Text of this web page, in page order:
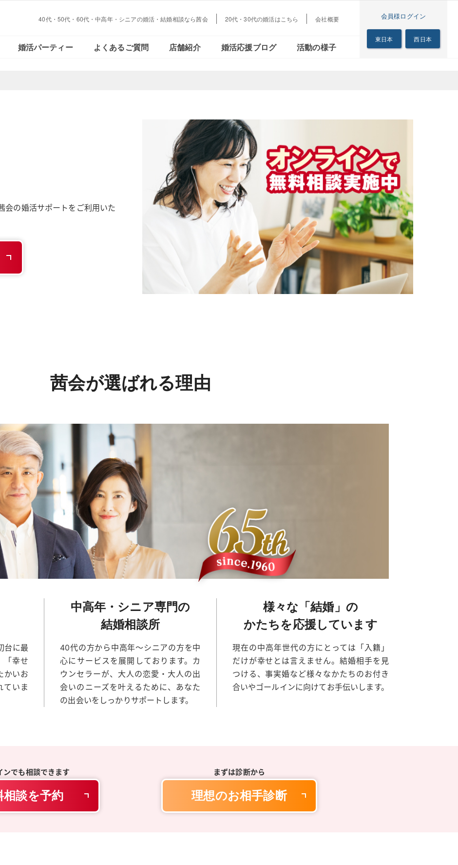
40代・50代・60代・中高年・シニアの婚活・結婚相談なら茜会 20代・30代の婚活はこちら 会社概要 会員様ログイン
東日本 西日本
婚活パーティー よくあるご質問 店舗紹介 婚活応援ブログ 活動の様子
シニアの恋の歩き方
会の婚活サポートをご利用いた
茜会が選ばれる理由
台に最
「幸せ
かいお
ていま
中高年・シニア専門の
結婚相談所
40代の方から中高年～シニアの方を中
心にサービスを展開しております。カ
ウンセラーが、大人の恋愛・大人の出
会いのニーズを叶えるために、あなた
の出会いをしっかりサポートします。
様々な「結婚」の
かたちを応援しています
現在の中高年世代の方にとっては「入籍」
だけが幸せとは言えません。結婚相手を見
つける、事実婚など様々なかたちのお付き
合いやゴールインに向けてお手伝いします。
ンでも相談できます
相談を予約
まずは診断から
理想のお相手診断